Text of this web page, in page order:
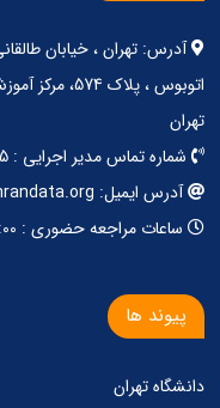
آدرس: تهران ، خیابان
اتوبوس ،
تهران
شماره تماس مدیر اجرایی : 09377516785
آدرس ایمیل: info@tehrandata.org
ساعات مراجعه حضوری : 8:00 الی 14:00
پیوند ها
دانشگاه تهران